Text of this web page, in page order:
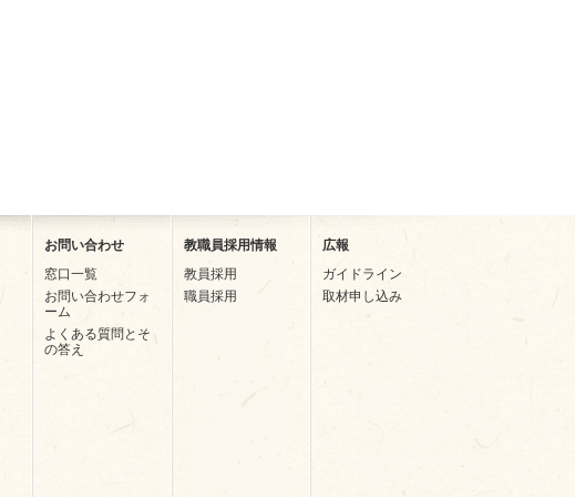
お問い合わせ
窓口一覧
お問い合わせフォ
ーム
よくある質問とそ
の答え
教職員採用情報
教員採用
職員採用
広報
ガイドライン
取材申し込み